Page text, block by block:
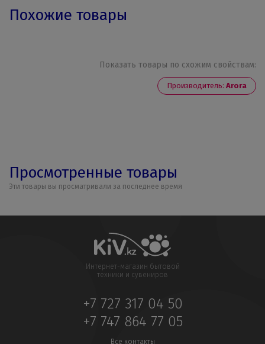
Похожие товары
Показать товары по схожим свойствам:
Производитель: Arora
Просмотренные товары
Эти товары вы просматривали за последнее время
Интернет-магазин бытовой
техники и сувениров
+7 727 317 04 50
+7 747 864 77 05
Все контакты